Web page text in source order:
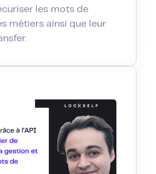
les mots de
métiers ainsi que leur